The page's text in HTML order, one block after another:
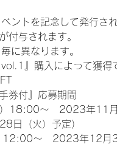
ントを記念して発行さ
付与されます。
に異なります。
』購入によって獲得
券付』応募期間
18:00～　2023年11
日（火）予定）
12:00～　2023年12月